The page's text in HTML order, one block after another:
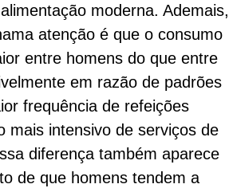
moderna. Ademais,
atenção é que o consumo
entre homens do que entre
em razão de padrões
frequência de refeições
mais intensivo de serviços de
diferença também aparece
de que homens tendem a